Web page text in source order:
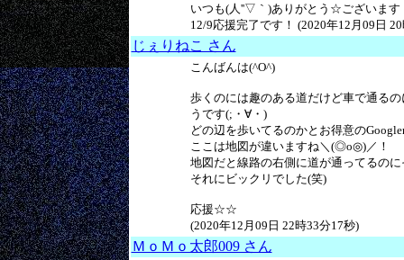
いつも(人''▽｀)ありがとう☆ございます
12/9応援完了です！ (2020年12月09日
じぇりねこ さん
こんばんは(^O^)
歩くのには趣のある道だけど車で通る
うです(;・∀・)
どの辺を歩いてるのかとお得意の
ここは地図が違いますね＼(◎o◎)／！
地図だと線路の右側に道が通ってるの
それにビックリでした(笑)
応援☆☆
(2020年12月09日 22時33分17秒)
ＭｏＭｏ太郎009 さん